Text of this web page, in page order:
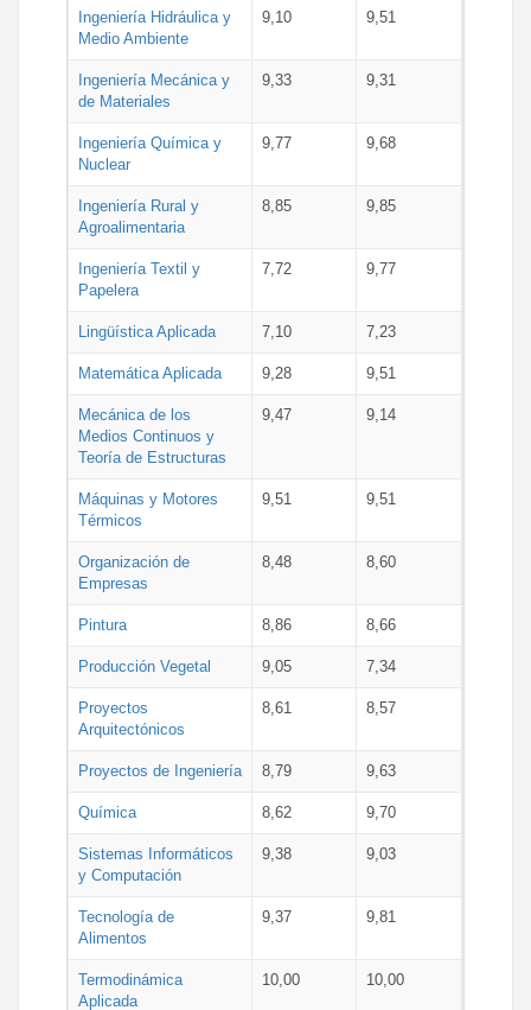
Ingeniería Hidráulica y
Medio Ambiente
9,10 9,51
Ingeniería Mecánica y
de Materiales
9,33 9,31
Ingeniería Química y
Nuclear
9,77 9,68
Ingeniería Rural y
Agroalimentaria
8,85 9,85
Ingeniería Textil y
Papelera
7,72 9,77
Lingüística Aplicada 7,10 7,23
Matemática Aplicada 9,28 9,51
Mecánica de los
Medios Continuos y
Teoría de Estructuras
9,47 9,14
Máquinas y Motores
Térmicos
9,51 9,51
Organización de
Empresas
8,48 8,60
Pintura 8,86 8,66
Producción Vegetal 9,05 7,34
Proyectos
Arquitectónicos
8,61 8,57
Proyectos de Ingeniería 8,79 9,63
Química 8,62 9,70
Sistemas Informáticos
y Computación
9,38 9,03
Tecnología de
Alimentos
9,37 9,81
Termodinámica
Aplicada
10,00 10,00